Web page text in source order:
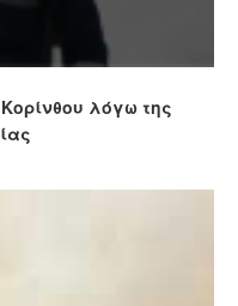
λόγω της